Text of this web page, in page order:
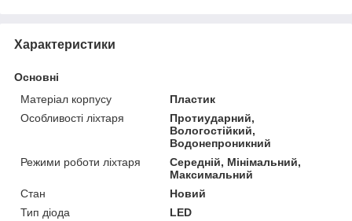
Характеристики
Основні
Матеріал корпусу
Пластик
Особливості ліхтаря
Протиударний,
Вологостійкий,
Водонепроникний
Режими роботи ліхтаря
Середній, Мінімальний,
Максимальний
Стан
Новий
Тип діода
LED